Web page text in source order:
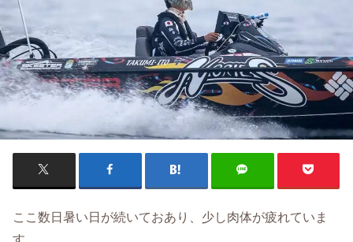
ここ数日暑い日が続いておあり、少し肉体が疲れていま
す。